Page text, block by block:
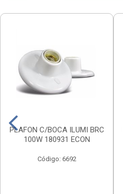
PLAFON C/BOCA ILUMI BRC
100W 180931 ECON
Código: 6692